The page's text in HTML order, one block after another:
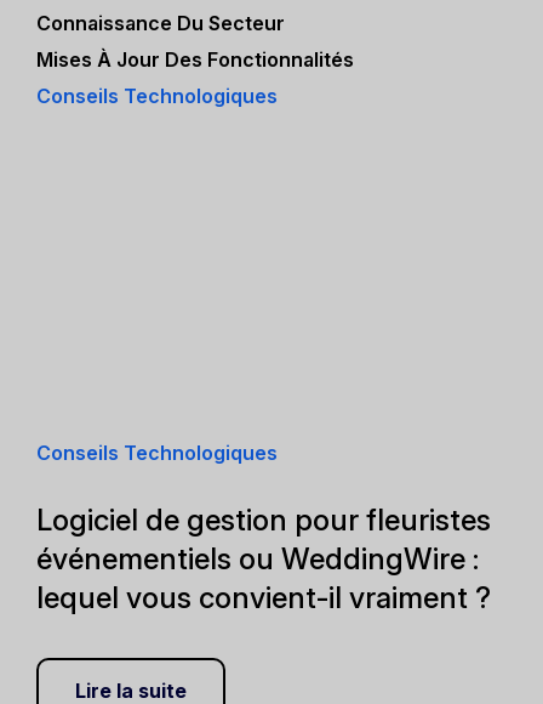
Connaissance Du Secteur
Mises À Jour Des Fonctionnalités
Conseils Technologiques
Conseils Technologiques
Logiciel de gestion pour fleuristes
événementiels ou WeddingWire :
lequel vous convient-il vraiment ?
Lire la suite